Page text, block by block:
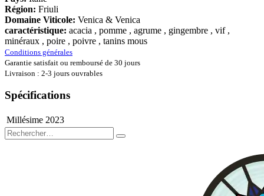
Région: Friuli
Domaine Viticole: Venica & Venica
caractéristique: acacia , pomme , agrume , gingembre , vif ,
minéraux , poire , poivre , tanins mous
Conditions générales
Garantie satisfait ou remboursé de 30 jours
Livraison : 2-3 jours ouvrables
Spécifications
Millésime 2023